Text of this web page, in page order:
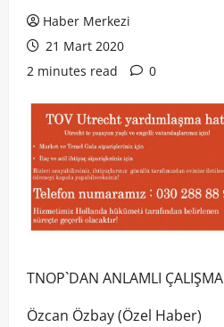
Haber Merkezi
21 Mart 2020
2 minutes read
0
TNOP`DAN ANLAMLI ÇALIŞMA
Özcan Özbay (Özel Haber)